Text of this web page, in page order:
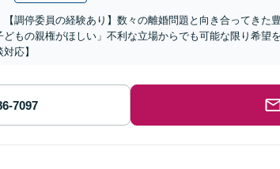
【調停委員の経験あり】数々の離婚問題と向き合ってきた
どもの親権がほしい」不利な立場からでも可能な限り希望
応】